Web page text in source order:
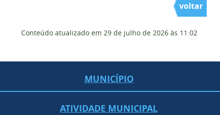
voltar
Conteúdo atualizado em 29 de julho de 2026 às 11:02
MUNICÍPIO
ATIVIDADE MUNICIPAL